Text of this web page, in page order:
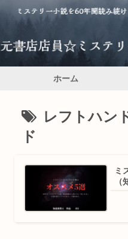
ホーム
レフトハン
ド
ミ